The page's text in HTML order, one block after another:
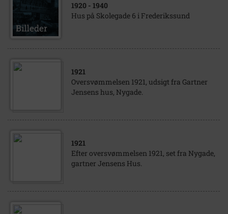
1920 - 1940
Hus på Skolegade 6 i Frederikssund
1921
Oversvømmelsen 1921, udsigt fra Gartner
Jensens hus, Nygade.
1921
Efter oversvømmelsen 1921, set fra Nygade,
gartner Jensens Hus.